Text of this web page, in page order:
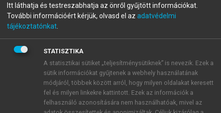
fiókoddal,vagy hozz létre új fiókot.
A regisztráció után apróbaidőszakautomatikusan
BELÉPÉS SAJÁT FIÓKKAL
ÚJ FIÓK LÉTREHOZÁSA
1 óra díjmentes hozzáférés
Itt láthatja és testreszabhatja az önről gyűjtött információkat.
További információért kérjük, olvasd el az adatvédelmi
tájékoztatónkat
STATISZTIKA
A statisztikai sütiket „teljesítménysütiknek” is nevezik. Ezek a
sütik információkat gyűjtenek a webhely használatának
módjáról, többek között arról, hogy milyen oldalakat keresett
fel és milyen linkekre kattintott. Ezek az információk a
felhasználó azonosítására nem használhatóak, mivel az